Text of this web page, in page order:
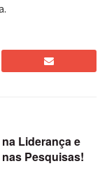
Liderança e
Pesquisas!